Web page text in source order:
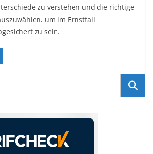
zu verstehen und die richtige
um im Ernstfall
zu sein.